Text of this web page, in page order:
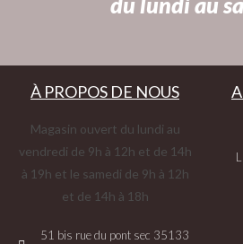
À PROPOS DE NOUS
Magasin ouvert du lundi au
vendredi de 9h à 12h et de 14h
à 19h et le samedi de 9h à 12h
et de 14h à 18h
51 bis rue du pont sec 35133